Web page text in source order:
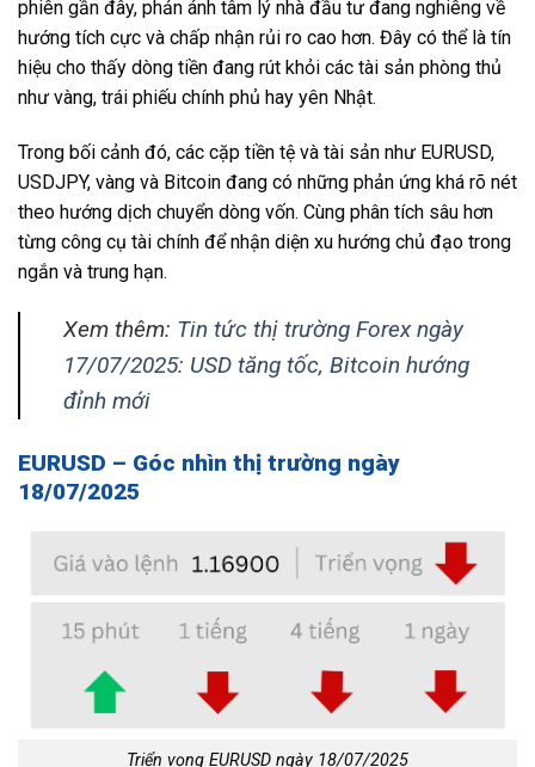
phiên gần đây, phản ánh tâm lý nhà đầu tư đang nghiêng về
hướng tích cực và chấp nhận rủi ro cao hơn. Đây có thể là tín
hiệu cho thấy dòng tiền đang rút khỏi các tài sản phòng thủ
như vàng, trái phiếu chính phủ hay yên Nhật.
Trong bối cảnh đó, các cặp tiền tệ và tài sản như EURUSD,
USDJPY, vàng và Bitcoin đang có những phản ứng khá rõ nét
theo hướng dịch chuyển dòng vốn. Cùng phân tích sâu hơn
từng công cụ tài chính để nhận diện xu hướng chủ đạo trong
ngắn và trung hạn.
Xem thêm: Tin tức thị trường Forex ngày
17/07/2025: USD tăng tốc, Bitcoin hướng
đỉnh mới
EURUSD – Góc nhìn thị trường ngày
18/07/2025
Triển vọng EURUSD ngày 18/07/2025